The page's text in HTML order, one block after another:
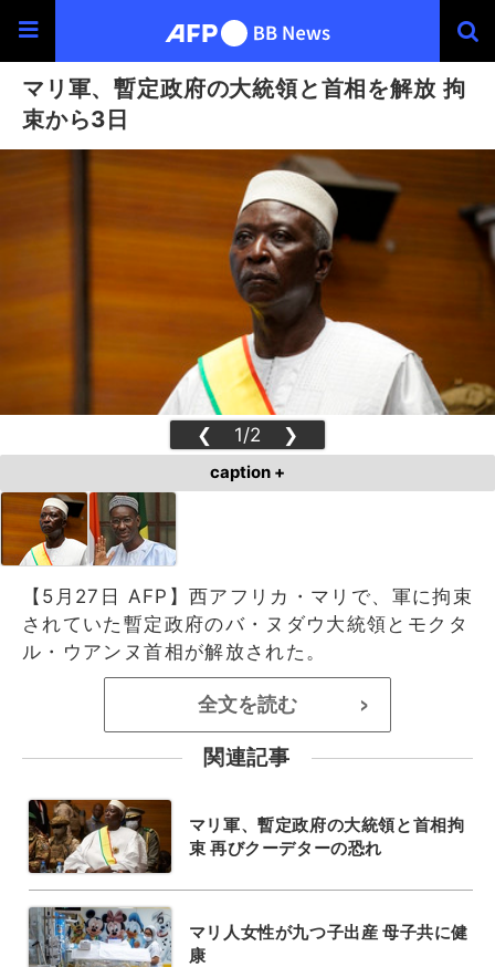
マリ軍、暫定政府の大統領と首相を解放 拘
束から3日
❮ 1/2 ❯
caption +
【5月27日 AFP】西アフリカ・マリで、軍に拘束
されていた暫定政府のバ・ヌダウ大統領とモクタ
ル・ウアンヌ首相が解放された。
全文を読む >
関連記事
マリ軍、暫定政府の大統領と首相拘
束 再びクーデターの恐れ
マリ人女性が九つ子出産 母子共に健
康